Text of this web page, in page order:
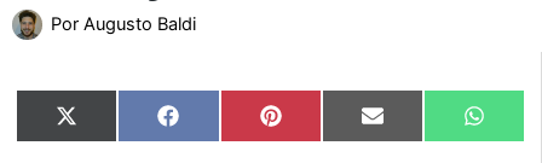
Por Augusto Baldi
Compartir
en
X
(Twitter)
Compartir
en
Facebook Compartir
en
Pinterest Compartir
en
Email
en